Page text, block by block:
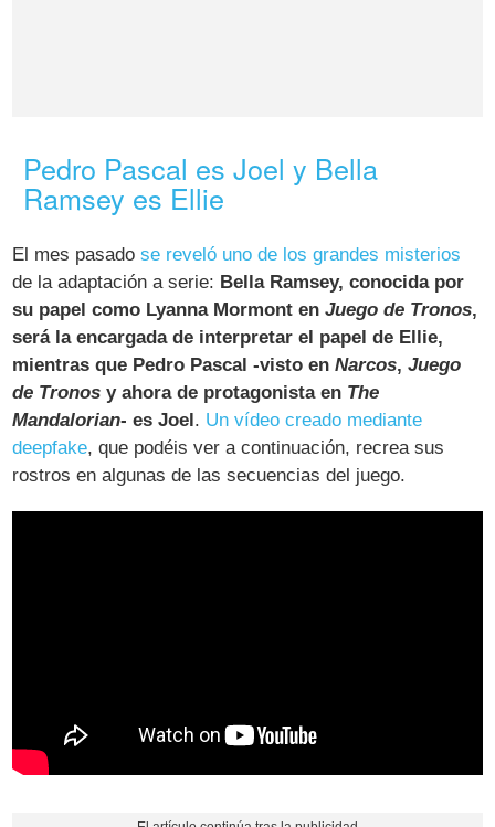
Pedro Pascal es Joel y Bella
Ramsey es Ellie
El mes pasadose reveló uno de los grandes misterios
de la adaptación a serie: Bella Ramsey, conocida por
su papel como Lyanna Mormont enJuego de Tronos,
será la encargada de interpretar el papel de Ellie,
mientras que Pedro Pascal -visto enNarcos,Juego
de Tronos y ahora de protagonista en The
Mandalorian- es Joel . Un vídeo creado mediante
deepfake, que podéis ver a continuación, recrea sus
rostros en algunas de las secuencias del juego.